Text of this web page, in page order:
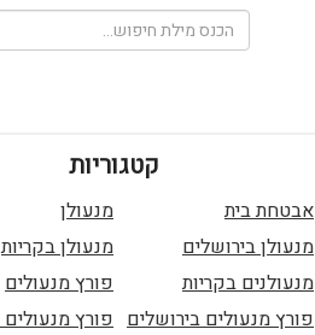
קטגוריות
אבטחת בית
מנעולן
מנעולן בירושלים
מנעולן בקריות
מנעולנים בקריות
פורץ מנעולים
פורץ מנעולים בירושלים פורץ מנעולים